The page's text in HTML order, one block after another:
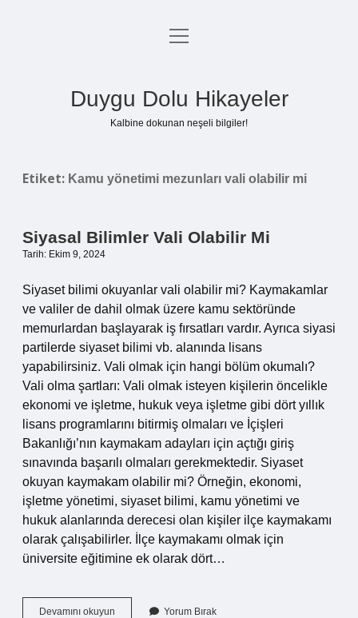
Anasayfa
menüyü
Duygu Dolu Hikayeler
Kalbine dokunan neşeli bilgiler!
Etiket: Kamu yönetimi mezunları vali olabilir mi
Siyasal Bilimler Vali Olabilir Mi
Tarih: Ekim 9, 2024
Siyaset bilimi okuyanlar vali olabilir mi? Kaymakamlar
ve valiler de dahil olmak üzere kamu sektöründe
memurlardan başlayarak iş fırsatları vardır. Ayrıca siyasi
partilerde siyaset bilimi vb. alanında lisans
yapabilirsiniz. Vali olmak için hangi bölüm okumalı?
Vali olma şartları: Vali olmak isteyen kişilerin öncelikle
ekonomi ve işletme, hukuk veya işletme gibi dört yıllık
lisans programlarını bitirmiş olmaları ve İçişleri
Bakanlığı’nın kaymakam adayları için açtığı giriş
sınavında başarılı olmaları gerekmektedir. Siyaset
okuyan kaymakam olabilir mi? Örneğin, ekonomi,
işletme yönetimi, siyaset bilimi, kamu yönetimi ve
hukuk alanlarında derecesi olan kişiler ilçe kaymakamı
olarak çalışabilirler. İlçe kaymakamı olmak için
üniversite eğitimine ek olarak dört…
Devamını okuyun Yorum Bırak